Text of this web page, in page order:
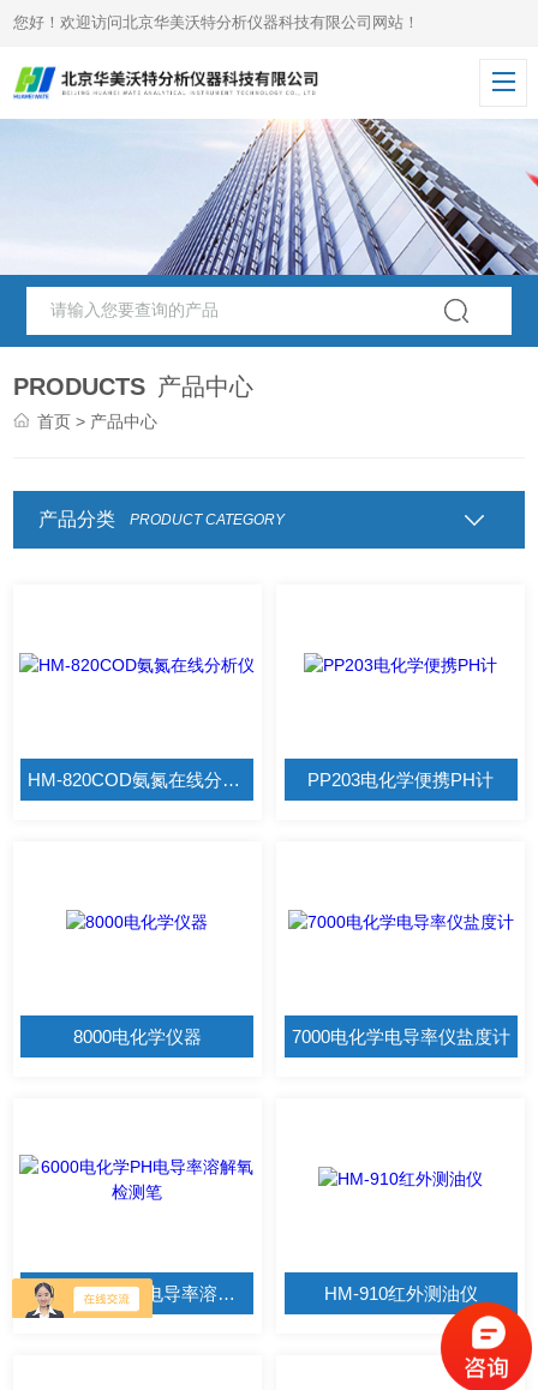
您好！欢迎访问北京华美沃特分析仪器科技有限公司网站！
PRODUCTS 产品中心
首页 > 产品中心
产品分类 PRODUCT CATEGORY
HM-820COD氨氮在线分析仪 PP203电化学便携PH计
8000电化学仪器 7000电化学电导率仪盐度计
6000电化学PH电导率溶解氧检测笔 HM-910红外测油仪